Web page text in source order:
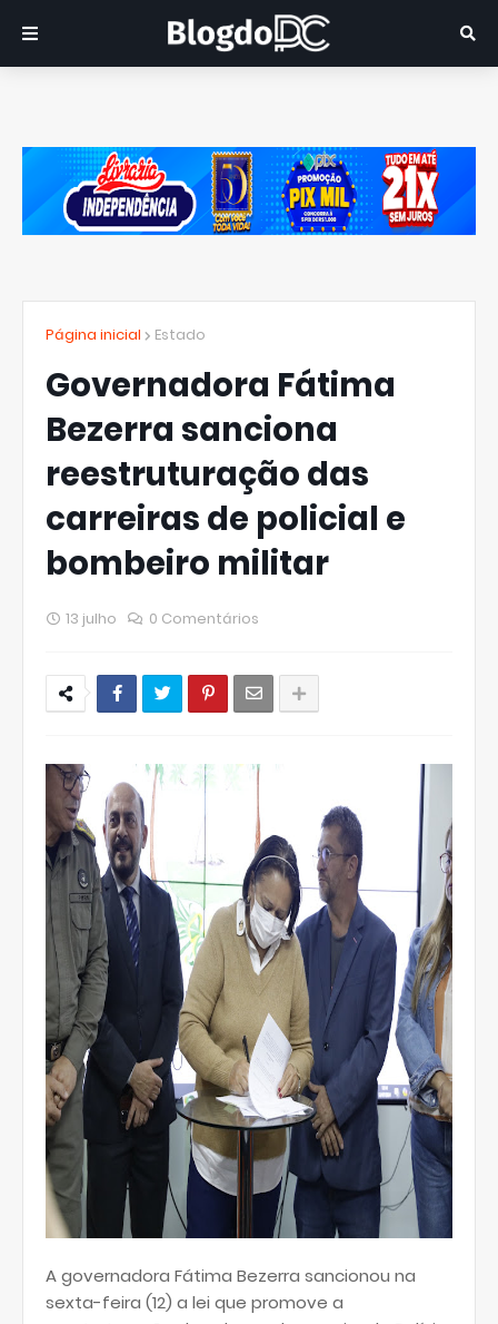
Página inicial Estado
Governadora Fátima
Bezerra sanciona
reestruturação das
carreiras de policial e
bombeiro militar
13 julho 0 Comentários
A governadora Fátima Bezerra sancionou na
sexta-feira (12) a lei que promove a